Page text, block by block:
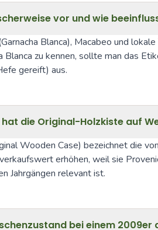
vor und wie
Blanca), Macabeo und
zu kennen, sollte man das
gereift) aus.
die Original-Holzkiste auf
Wooden Case) bezeichnet die
erhöhen, weil sie
Jahrgängen relevant ist.
bei einem 2009er